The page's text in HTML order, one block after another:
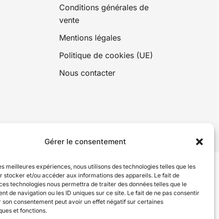
Gérer le consentement
meilleures expériences, nous utilisons des technologies telles que les
stocker et/ou accéder aux informations des appareils. Le fait de
technologies nous permettra de traiter des données telles que le
de navigation ou les ID uniques sur ce site. Le fait de ne pas consentir
son consentement peut avoir un effet négatif sur certaines
et fonctions.
Conditions générales de
vente
Mentions légales
Politique de cookies (UE)
Nous contacter
MWATCHS © 2026